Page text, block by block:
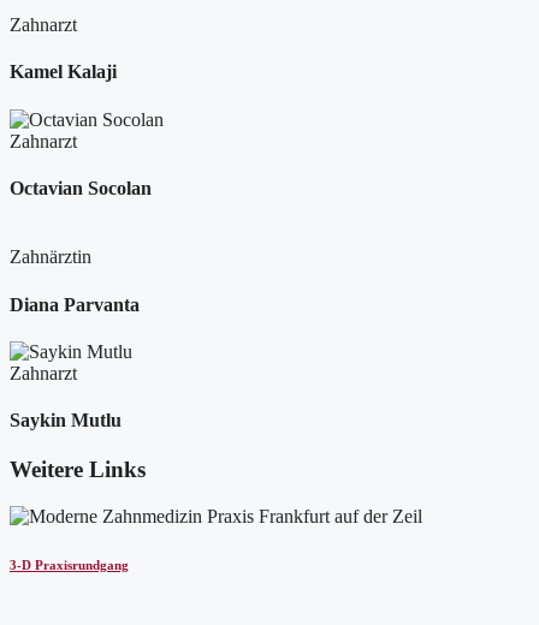
Zahnarzt
Kamel Kalaji
Zahnarzt
Octavian Socolan
Zahnärztin
Diana Parvanta
Zahnarzt
Saykin Mutlu
Weitere Links
3-D Praxisrundgang